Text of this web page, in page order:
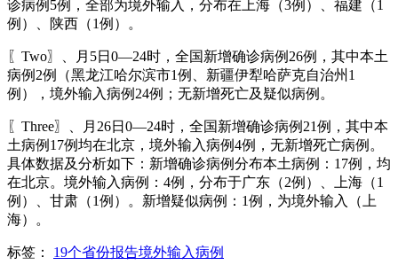
诊病例5例，全部为境外输入，分布在上海（3例）、福建（1
例）、陕西（1例）。
〖Two〗、月5日0—24时，全国新增确诊病例26例，其中本土
病例2例（黑龙江哈尔滨市1例、新疆伊犁哈萨克自治州1
例），境外输入病例24例；无新增死亡及疑似病例。
〖Three〗、月26日0—24时，全国新增确诊病例21例，其中本
土病例17例均在北京，境外输入病例4例，无新增死亡病例。
具体数据及分析如下：新增确诊病例分布本土病例：17例，均
在北京。境外输入病例：4例，分布于广东（2例）、上海（1
例）、甘肃（1例）。新增疑似病例：1例，为境外输入（上
海）。
标签： 19个省份报告境外输入病例